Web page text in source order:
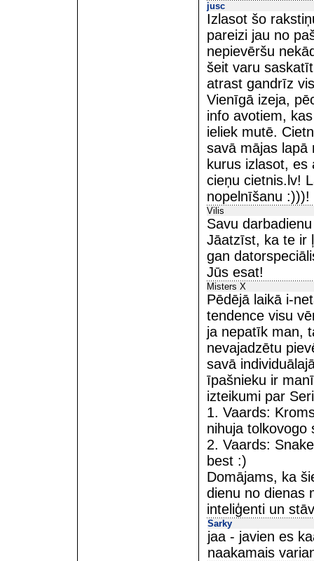
jusc
Izlasot šo
pareizi jau no
nepievēršu
šeit varu
atrast gandrīz
Vienīgā izeja,
info avotiem,
ieliek mutē.
savā mājas lapā
kurus izlasot,
cieņu cietnis.lv!
nopelnīšanu :)))!
Vilis
Savu
Jāatzīst, ka te ir
gan
Jūs esat!
Misters X
Pēdējā laikā i-
tendence visu
ja nepatīk man,
nevajadzētu
savā
īpašnieku ir
izteikumi par
1. Vaards:
nihuja tolkovogo
2. Vaards:
best :)
Domājams, ka
dienu no dienas
inteliģenti un
Sarky
jaa - javien es
naakamais